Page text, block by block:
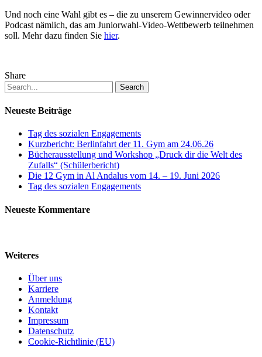
Und noch eine Wahl gibt es – die zu unserem Gewinnervideo oder
Podcast nämlich, das am Juniorwahl-Video-Wettbewerb teilnehmen
soll. Mehr dazu finden Sie hier.
Share
Search
Neueste Beiträge
Tag des sozialen Engagements
Kurzbericht: Berlinfahrt der 11. Gym am 24.06.26
Bücherausstellung und Workshop „Druck dir die Welt des
Zufalls“ (Schülerbericht)
Die 12 Gym in Al Andalus vom 14. – 19. Juni 2026
Tag des sozialen Engagements
Neueste Kommentare
Weiteres
Über uns
Karriere
Anmeldung
Kontakt
Impressum
Datenschutz
Cookie-Richtlinie (EU)